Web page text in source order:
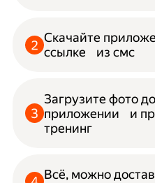
Скачайте
ссылке из смс
Загрузите фото
приложении и
тренинг
Всё, можно